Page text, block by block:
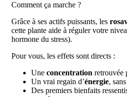
Comment ça marche ?
Grâce à ses actifs puissants, les
cette plante aide à réguler votre
hormone du stress).
Pour vous, les effets sont directs :
Une concentration retrouvée
Un vrai regain d’énergie,
Des premiers bienfaits